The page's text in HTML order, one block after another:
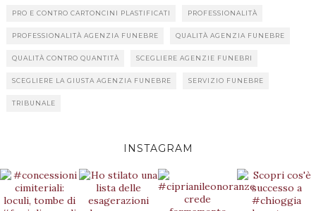
PRO E CONTRO CARTONCINI PLASTIFICATI PROFESSIONALITÀ
PROFESSIONALITÀ AGENZIA FUNEBRE QUALITÀ AGENZIA FUNEBRE
QUALITÀ CONTRO QUANTITÀ SCEGLIERE AGENZIE FUNEBRI
SCEGLIERE LA GIUSTA AGENZIA FUNEBRE SERVIZIO FUNEBRE
TRIBUNALE
INSTAGRAM